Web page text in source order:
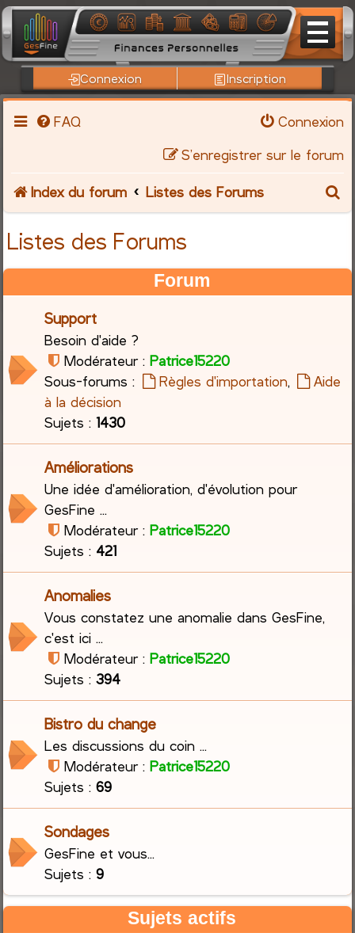
Connexion Inscription
FAQ
Connexion
S’enregistrer sur le forum
Index du forum Listes des Forums
Listes des Forums
Forum
Support
Besoin d'aide ?
Modérateur : Patrice15220
Sous-forums :
Règles d'importation,
Aide
à la décision
Sujets :1430
Améliorations
Une idée d'amélioration, d'évolution pour
GesFine ...
Modérateur : Patrice15220
Sujets : 421
Anomalies
Vous constatez une anomalie dans GesFine,
c'est ici ...
Modérateur : Patrice15220
Sujets :394
Bistro du change
Les discussions du coin ...
Modérateur : Patrice15220
Sujets :69
Sondages
GesFine et vous...
Sujets :9
Sujets actifs